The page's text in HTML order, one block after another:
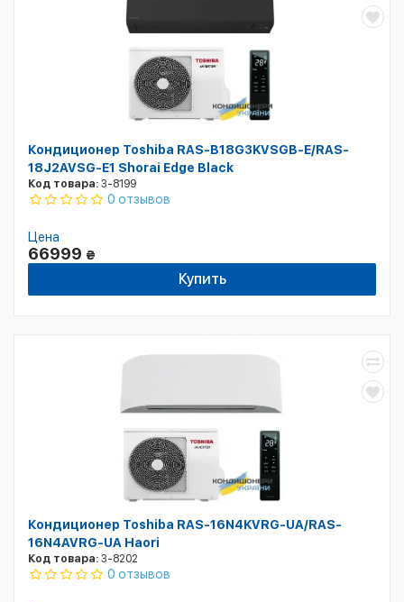
Кондиционер Toshiba RAS-B18G3KVSGB-E/RAS-
18J2AVSG-E1 Shorai Edge Black
Код товара: 3-8199
0 отзывов
Цена
66999 ₴
Купить
Кондиционер Toshiba RAS-16N4KVRG-UA/RAS-
16N4AVRG-UA Haori
Код товара: 3-8202
0 отзывов